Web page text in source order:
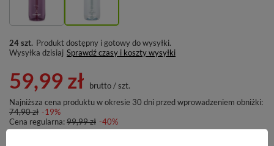
24 szt. Produkt dostępny i gotowy do wysyłki
Wysyłka dzisiaj Sprawdź czasy i koszty wysyłki
59,99 zł brutto/szt.
Najniższa cena produktu w okresie 30 dni przed wprowadzeniem obniżki:
74,90 zł -19%
Cena regularna:99,99 zł -40%